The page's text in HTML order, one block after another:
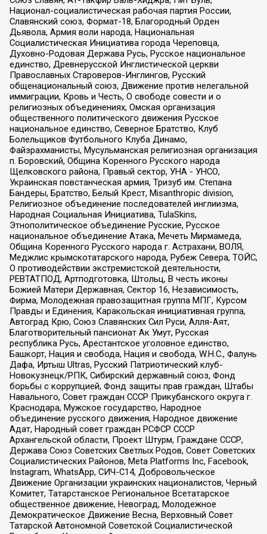
Национал-социалистическая рабочая партия России,
Славянский союз, Формат-18, Благородный Орден
Дьявола, Армия воли народа, Национальная
Социалистическая Инициатива города Череповца,
Духовно-Родовая Держава Русь, Русское национальное
единство, Древнерусской Инглистической церкви
Православных Староверов-Инглингов, Русский
общенациональный союз, Движение против нелегальной
иммиграции, Кровь и Честь, О свободе совести и о
религиозных объединениях, Омская организация
общественного политического движения Русское
национальное единство, Северное Братство, Клуб
Болельщиков Футбольного Клуба Динамо,
Файзрахманисты, Мусульманская религиозная организация
п. Боровский, Община Коренного Русского народа
Щелковского района, Правый сектор, УНА - УНСО,
Украинская повстанческая армия, Тризуб им. Степана
Бандеры, Братство, Белый Крест, Misanthropic division,
Религиозное объединение последователей инглиизма,
Народная Социальная Инициатива, TulaSkins,
Этнополитическое объединение Русские, Русское
национальное объединение Атака, Мечеть Мирмамеда,
Община Коренного Русского народа г. Астрахани, ВОЛЯ,
Меджлис крымскотатарского народа, Рубеж Севера, ТОЙС,
О противодействии экстремистской деятельности,
РЕВТАТПОД, Артподготовка, Штольц, В честь иконы
Божией Матери Державная, Сектор 16, Независимость,
Фирма, Молодежная правозащитная группа МПГ, Курсом
Правды и Единения, Каракольская инициативная группа,
Автоград Крю, Союз Славянских Сил Руси, Алля-Аят,
Благотворительный пансионат Ак Умут, Русская
республика Русь, Арестантское уголовное единство,
Башкорт, Нация и свобода, Нация и свобода, W.H.С., Фалунь
Дафа, Иртыш Ultras, Русский Патриотический клуб-
Новокузнецк/РПК, Сибирский державный союз, Фонд
борьбы с коррупцией, Фонд защиты прав граждан, Штабы
Навального, Совет граждан СССР Прикубанского округа г.
Краснодара, Мужское государство, Народное
объединение русского движения, Народное движение
Адат, Народный совет граждан РСФСР СССР
Архангельской области, Проект Штурм, Граждане СССР,
Держава Союз Советских Светлых Родов, Совет Советских
Социалистических Районов, Meta Platforms Inc, Facebook,
Instagram, WhatsApp, СИЧ-С14, Добровольческое
Движение Организации украинских националистов, Черный
Комитет, Татарстанское Региональное Всетатарское
общественное движение, Невоград, Молодежное
Демократическое Движение Весна, Верховный Совет
Татарской Автономной Советской Социалистической